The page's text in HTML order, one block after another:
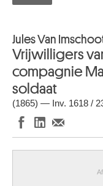
Jules Van
Vrijwilligers
compagnie
soldaat
(1865) — Inv. 1618 /